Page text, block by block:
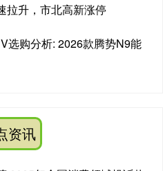
拉升，市北高新涨停
选购分析: 2026款腾势N9能
资讯